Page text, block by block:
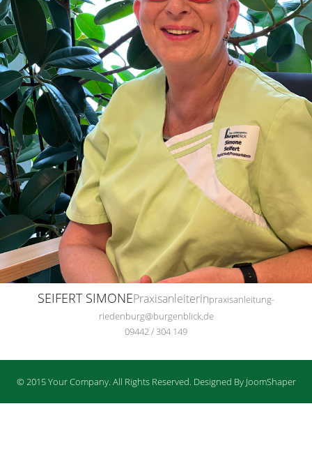
SEIFERT SIMONEPraxisanleiterinpraxisanleitung-
riedenburg@burgenblick.de
09442 / 304 149
© 2015 Your Company. All Rights Reserved. Designed By JoomShaper